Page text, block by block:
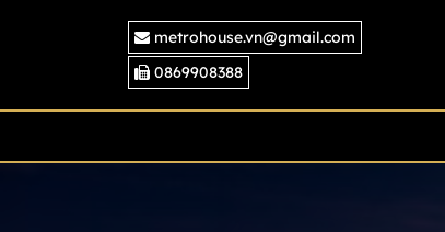
metrohouse.vn@gmail.com
0869908388